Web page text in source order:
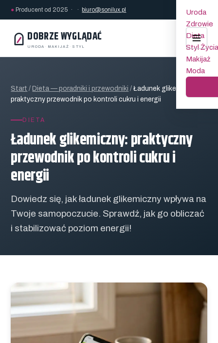
● Producent od 2025 · ·biuro@sonilux.pl
DOBRZE WYGLĄDAĆ
URODA · MAKIJAŻ · STYL
Uroda
Zdrowie
Dieta
Styl
Makijaż
Moda
Start / Dieta — poradniki i przewodniki /Ładunek glikemiczny:
praktyczny przewodnik po kontroli cukru i energii
DIETA
Ładunek glikemiczny: praktyczny
przewodnik po kontroli cukru i
energii
Dowiedz się, jak ładunek glikemiczny wpływa na
Twoje samopoczucie. Sprawdź, jak go obliczać
i stabilizować poziom energii!